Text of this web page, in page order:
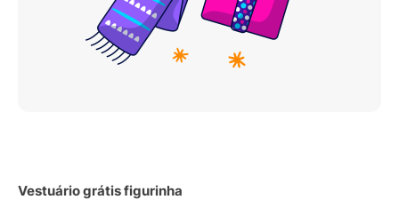
Vestuário grátis figurinha